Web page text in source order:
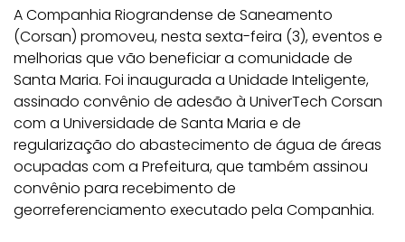
A Companhia Riograndense de Saneamento
(Corsan) promoveu, nesta sexta-feira (3), eventos e
melhorias que vão beneficiar a comunidade de
Santa Maria. Foi inaugurada a Unidade Inteligente,
assinado convênio de adesão à UniverTech Corsan
com a Universidade de Santa Maria e de
regularização do abastecimento de água de áreas
ocupadas com a Prefeitura, que também assinou
convênio para recebimento de
georreferenciamento executado pela Companhia.